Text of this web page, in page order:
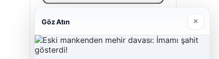
Hastaş Beton
Göz Atın ×